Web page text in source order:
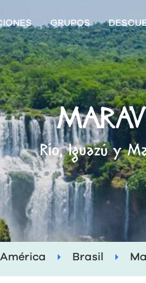
GRUPOS
Río, Iguazú y
América Brasil